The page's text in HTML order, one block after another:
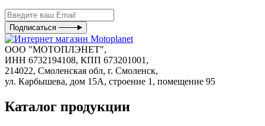
Подписаться
ООО "МОТОПЛЭНЕТ",
ИНН 6732194108, КПП 673201001,
214022, Смоленская обл, г. Смоленск,
ул. Карбышева, дом 15А, строение 1, помещение 95
Каталог продукции